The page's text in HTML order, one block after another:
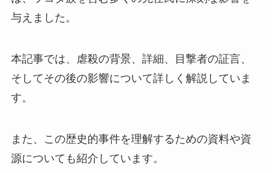
与えました。
本記事では、虐殺の背景、詳細、目撃者の証言、
そしてその後の影響について詳しく解説していま
す。
また、この歴史的事件を理解するための資料や資
源についても紹介しています。